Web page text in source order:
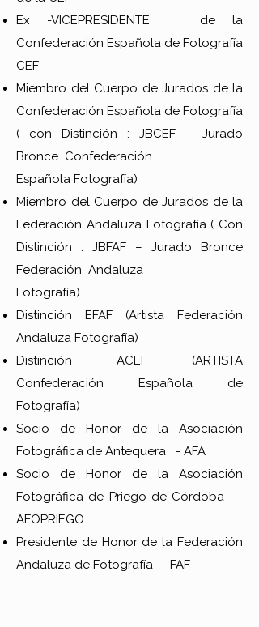
Ex -VICEPRESIDENTE de la
Confederación Española de Fotografía
CEF
Miembro del Cuerpo de Jurados de la
Confederación Española de Fotografía
( con Distinción : JBCEF – Jurado
Bronce Confederación
Española Fotografía)
Miembro del Cuerpo de Jurados de la
Federación Andaluza Fotografía ( Con
Distinción : JBFAF – Jurado Bronce
Federación Andaluza
Fotografía)
Distinción EFAF (Artista Federación
Andaluza Fotografía)
Distinción ACEF (ARTISTA
Confederación Española de
Fotografía)
Socio de Honor de la Asociación
Fotográfica de Antequera - AFA
Socio de Honor de la Asociación
Fotográfica de Priego de Córdoba -
AFOPRIEGO
Presidente de Honor de la Federación
Andaluza de Fotografía – FAF